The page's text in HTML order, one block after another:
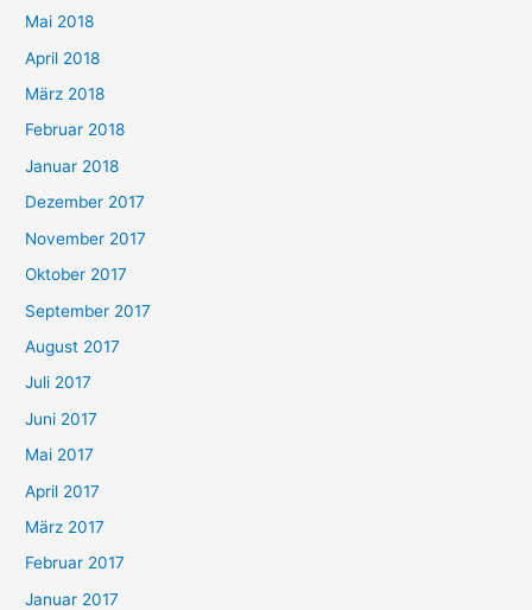
Mai 2018
April 2018
März 2018
Februar 2018
Januar 2018
Dezember 2017
November 2017
Oktober 2017
September 2017
August 2017
Juli 2017
Juni 2017
Mai 2017
April 2017
März 2017
Februar 2017
Januar 2017